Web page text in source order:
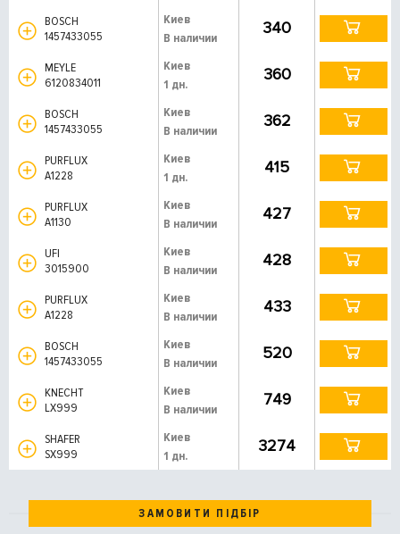
BOSCH
1457433055
Киев
В наличии
340
MEYLE
6120834011
Киев
1 дн.
360
BOSCH
1457433055
Киев
В наличии
362
PURFLUX
A1228
Киев
1 дн.
415
PURFLUX
A1130
Киев
В наличии
427
UFI
3015900
Киев
В наличии
428
PURFLUX
A1228
Киев
В наличии
433
BOSCH
1457433055
Киев
В наличии
520
KNECHT
LX999
Киев
В наличии
749
SHAFER
SX999
Киев
1 дн.
3274
ЗАМОВИТИ ПІДБІР